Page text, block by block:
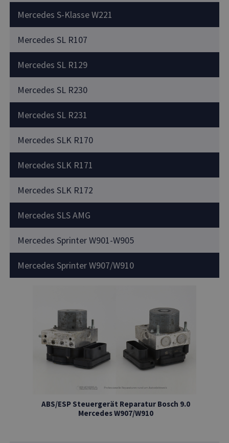
Mercedes S-Klasse W221
Mercedes SL R107
Mercedes SL R129
Mercedes SL R230
Mercedes SL R231
Mercedes SLK R170
Mercedes SLK R171
Mercedes SLK R172
Mercedes SLS AMG
Mercedes Sprinter W901-W905
Mercedes Sprinter W907/W910
ABS/ESP Steuergerät Reparatur Bosch 9.0
Mercedes W907/W910